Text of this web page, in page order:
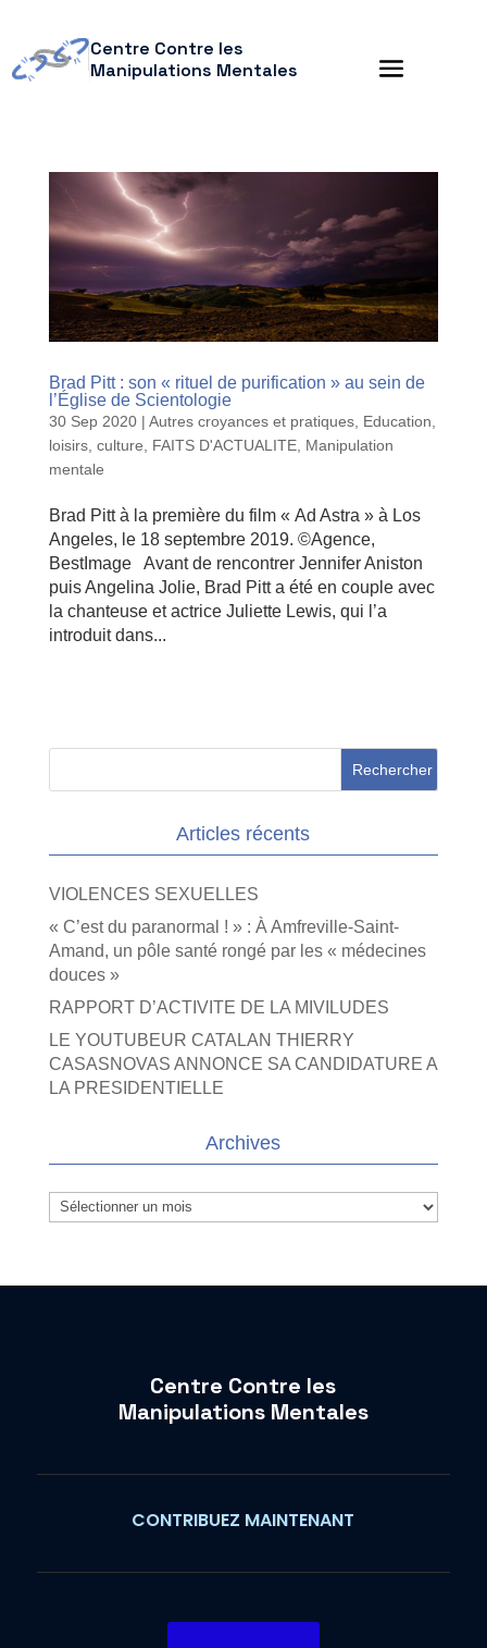
Centre Contre les
Manipulations Mentales
Brad Pitt : son « rituel de purification » au sein de
l’Église de Scientologie
30 Sep 2020| Autres croyances et pratiques, Education,
loisirs, culture
FAITS D'ACTUALITE, Manipulation
mentale
Brad Pitt à la première du film « Ad Astra » à Los
Angeles, le 18 septembre 2019. ©Agence,
BestImage Avant de rencontrer Jennifer Aniston
puis Angelina Jolie, Brad Pitt a été en couple avec
la chanteuse et actrice Juliette Lewis, qui l’a
introduit dans...
Articles récents
VIOLENCES SEXUELLES
« C’est du paranormal ! » : À Amfreville-Saint-
Amand, un pôle santé rongé par les « médecines
douces »
RAPPORT D’ACTIVITE DE LA MIVILUDES
LE YOUTUBEUR CATALAN THIERRY
CASASNOVAS ANNONCE SA CANDIDATURE A
LA PRESIDENTIELLE
Archives
Archives
Centre Contre les
Manipulations Mentales
CONTRIBUEZ MAINTENANT